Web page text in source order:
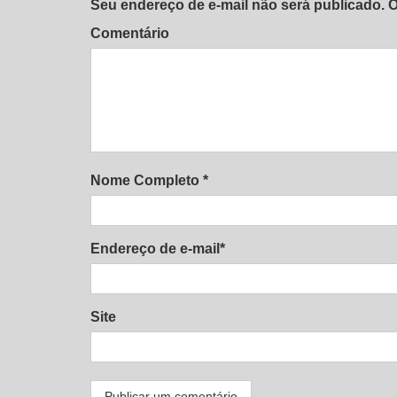
Seu endereço de e-mail não será publicado.
Comentário
Nome Completo *
Endereço de e-mail*
Site